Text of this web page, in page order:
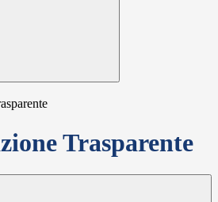
Trasparente